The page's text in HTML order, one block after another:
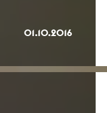
01.10.2016